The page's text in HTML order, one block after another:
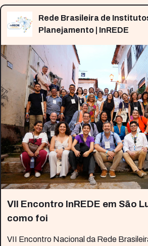
Rede Brasileira de
Planejamento | InREDE
VII Encontro InREDE em São
como foi
VII Encontro Nacional da Rede